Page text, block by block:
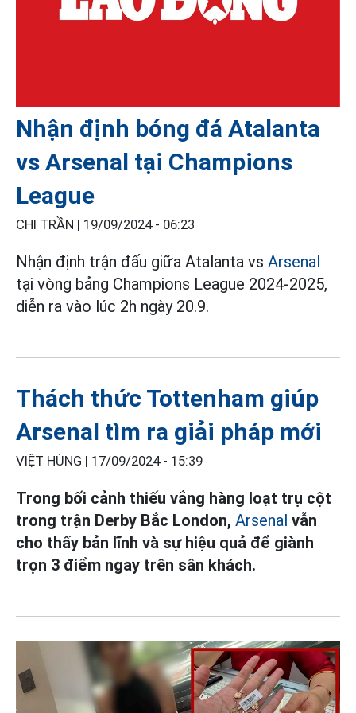
Nhận định bóng đá Atalanta
vs Arsenal tại Champions
League
CHI TRẦN | 19/09/2024 - 06:23
Nhận định trận đấu giữa Atalanta vs Arsenal
tại vòng bảng Champions League 2024-2025,
diễn ra vào lúc 2h ngày 20.9.
Thách thức Tottenham giúp
Arsenal tìm ra giải pháp mới
VIỆT HÙNG | 17/09/2024 - 15:39
Trong bối cảnh thiếu vắng hàng loạt trụ cột
trong trận Derby Bắc London, Arsenal vẫn
cho thấy bản lĩnh và sự hiệu quả để giành
trọn 3 điểm ngay trên sân khách.